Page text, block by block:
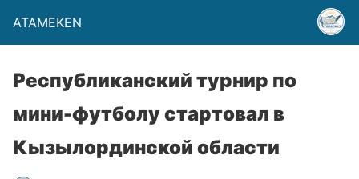
ATAMEKEN
Республиканский турнир по
мини-футболу стартовал в
Кызылординской области